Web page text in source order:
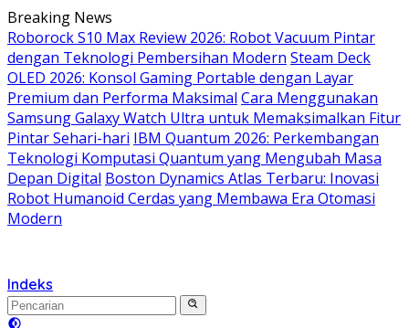
Langsung
ke
konten
Breaking News
Roborock S10 Max Review 2026: Robot Vacuum Pintar
dengan Teknologi Pembersihan Modern Steam Deck
OLED 2026: Konsol Gaming Portable dengan Layar
Premium dan Performa Maksimal Cara Menggunakan
Samsung Galaxy Watch Ultra untuk Memaksimalkan Fitur
Pintar Sehari-hari IBM Quantum 2026: Perkembangan
Teknologi Komputasi Quantum yang Mengubah Masa
Depan Digital Boston Dynamics Atlas Terbaru: Inovasi
Robot Humanoid Cerdas yang Membawa Era Otomasi
Modern
Indeks